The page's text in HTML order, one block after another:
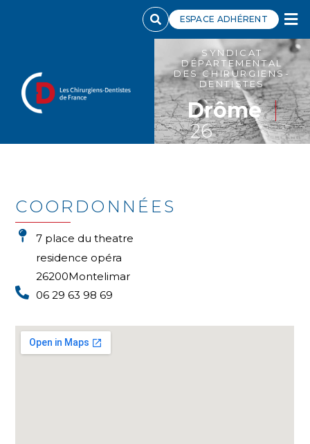
ESPACE ADHÉRENT
SYNDICAT
DÉPARTEMENTAL
DES CHIRURGIENS-
DENTISTES
Drôme
26
COORDONNÉES
7 place du theatre
residence opéra
26200Montelimar
06 29 63 98 69